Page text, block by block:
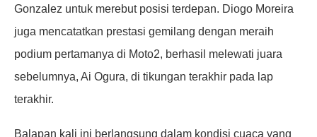
Gonzalez untuk merebut posisi terdepan. Diogo Moreira
juga mencatatkan prestasi gemilang dengan meraih
podium pertamanya di Moto2, berhasil melewati juara
sebelumnya, Ai Ogura, di tikungan terakhir pada lap
terakhir.
Balapan kali ini berlangsung dalam kondisi cuaca yang